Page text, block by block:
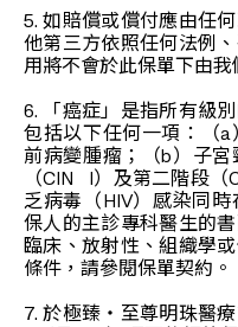
5. 如賠償或償付應由任
他第三方依照任何法例
用將不會於此保單下由我
6. 「癌症」是指所有級
包括以下任何一項：（
前病變腫瘤；（b）子
（CIN I）及第二階段
乏病毒（HIV）感染同
保人的主診專科醫生的
臨床、放射性、組織學
條件，請參閱保單契約。
7. 於極臻‧至尊明珠醫